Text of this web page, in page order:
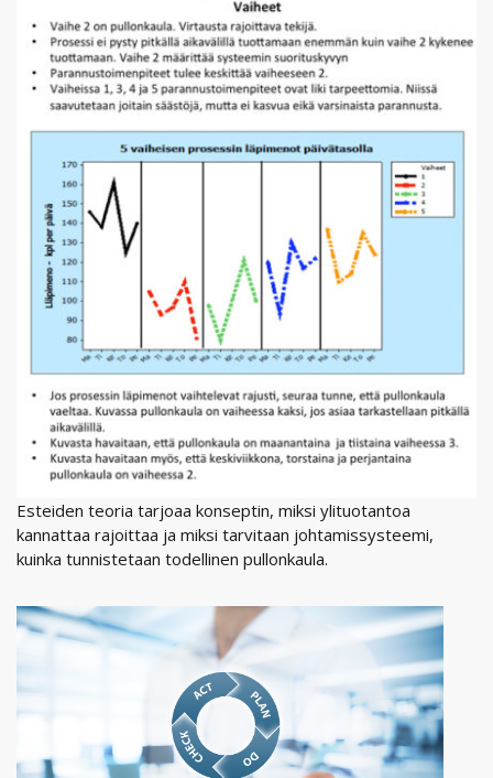
Esteiden teoria tarjoaa konseptin, miksi ylituotantoa
kannattaa rajoittaa ja miksi tarvitaan johtamissysteemi,
kuinka tunnistetaan todellinen pullonkaula.